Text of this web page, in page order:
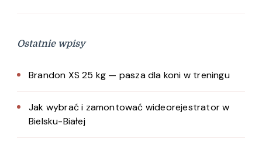
Ostatnie wpisy
Brandon XS 25 kg — pasza dla koni w treningu
Jak wybrać i zamontować wideorejestrator w
Bielsku-Białej